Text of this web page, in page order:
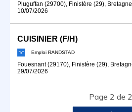
Pluguffan (29700), Finistère (29), Bretagne
10/07/2026
CUISINIER (F/H)
Emploi RANDSTAD
Fouesnant (29170), Finistère (29),
29/07/2026
Page 2 de 2